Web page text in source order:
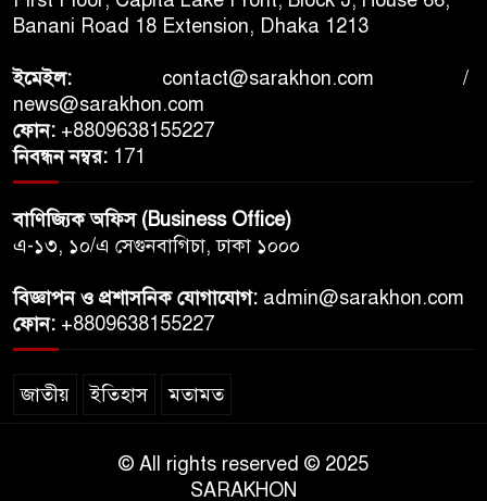
Banani Road 18 Extension, Dhaka 1213
ইমেইল: contact@sarakhon.com /
news@sarakhon.com
ফোন: +8809638155227
নিবন্ধন নম্বর: 171
বাণিজ্যিক অফিস (Business Office)
এ-১৩, ১০/এ সেগুনবাগিচা, ঢাকা ১০০০
বিজ্ঞাপন ও প্রশাসনিক যোগাযোগ: admin@sarakhon.com
ফোন: +8809638155227
জাতীয় ইতিহাস মতামত
© All rights reserved © 2025
SARAKHON